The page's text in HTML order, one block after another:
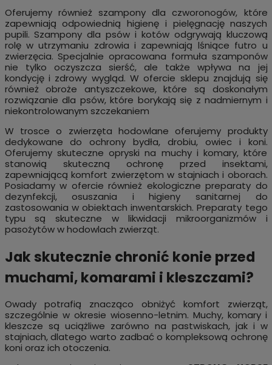
Oferujemy również szampony dla czworonogów, które
zapewniają odpowiednią higienę i pielęgnację naszych
pupili. Szampony dla psów i kotów odgrywają kluczową
rolę w utrzymaniu zdrowia i zapewniają lśniące futro u
zwierzęcia. Specjalnie opracowana formuła szamponów
nie tylko oczyszcza sierść, ale także wpływa na jej
kondycję i zdrowy wygląd. W ofercie sklepu znajdują się
również obroże antyszczekowe, które są doskonałym
rozwiązanie dla psów, które borykają się z nadmiernym i
niekontrolowanym szczekaniem
W trosce o zwierzęta hodowlane oferujemy produkty
dedykowane do ochrony bydła, drobiu, owiec i koni.
Oferujemy skuteczne opryski na muchy i komary, które
stanowią skuteczną ochronę przed insektami,
zapewniającą komfort zwierzętom w stajniach i oborach.
Posiadamy w ofercie również ekologiczne preparaty do
dezynfekcji, osuszania i higieny sanitarnej do
zastosowania w obiektach inwentarskich. Preparaty tego
typu są skuteczne w likwidacji mikroorganizmów i
pasożytów w hodowlach zwierząt.
Jak skutecznie chronić konie przed
muchami, komarami i kleszczami?
Owady potrafią znacząco obniżyć komfort zwierząt,
szczególnie w okresie wiosenno-letnim. Muchy, komary i
kleszcze są uciążliwe zarówno na pastwiskach, jak i w
stajniach, dlatego warto zadbać o kompleksową ochronę
koni oraz ich otoczenia.